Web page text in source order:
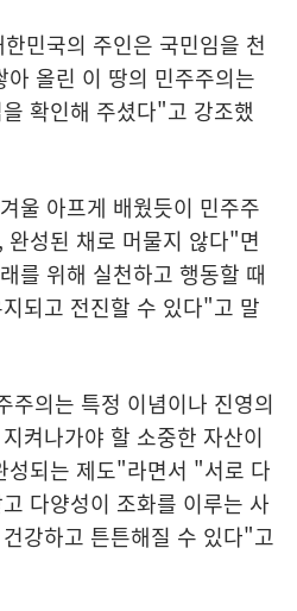
민국의 주인은 국민임을 천
올린 이 땅의 민주주의는
확인해 주셨다"고 강조했
울 아프게 배웠듯이 민주주
성된 채로 머물지 않다"면
를 위해 실천하고 행동할 때
되고 전진할 수 있다"고 말
주의는 특정 이념이나 진영의
켜나가야 할 소중한 자산이
성되는 제도"라면서 "서로 다
다양성이 조화를 이루는 사
강하고 튼튼해질 수 있다"고